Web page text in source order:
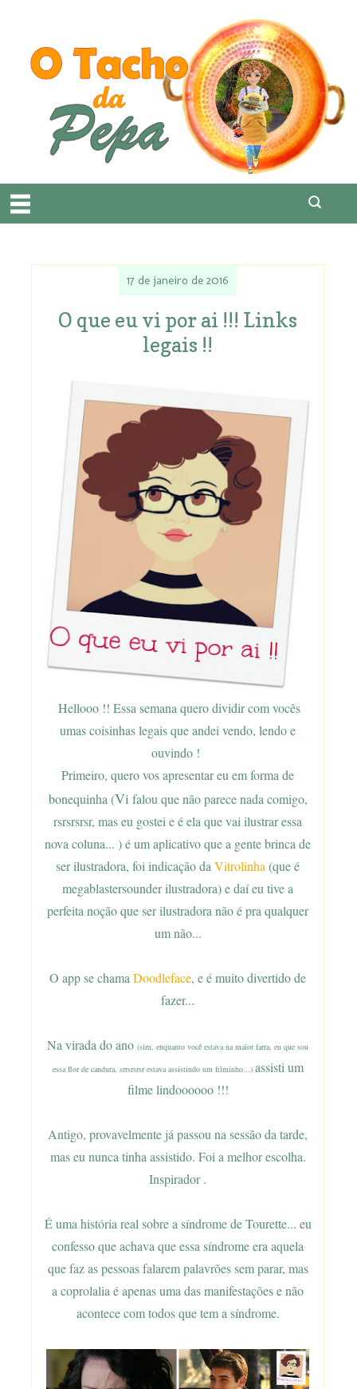
17 de janeiro de 2016
O que eu vi por ai !!! Links
legais !!
Hellooo !! Essa semana quero dividir com vocês
umas coisinhas legais que andei vendo, lendo e
ouvindo !
Primeiro, quero vos apresentar eu em forma de
bonequinha (Vi falou que não parece nada comigo,
rsrsrsrsr, mas eu gostei e é ela que vai ilustrar essa
nova coluna... ) é um aplicativo que a gente brinca de
ser ilustradora, foi indicação da Vitrolinha (que é
megablastersounder ilustradora) e daí eu tive a
perfeita noção que ser ilustradora não é pra qualquer
um não...
O app se chama Doodleface, e é muito divertido de
fazer...
Na virada do ano (sim, enquanto você estava na maior farra, eu que sou
essa flor de candura, srrsrsrsr estava assistindo um filminho...) assisti um
filme lindoooooo !!!
Antigo, provavelmente já passou na sessão da tarde,
mas eu nunca tinha assistido. Foi a melhor escolha.
Inspirador .
É uma história real sobre a síndrome de Tourette... eu
confesso que achava que essa síndrome era aquela
que faz as pessoas falarem palavrões sem parar, mas
a coprolalia é apenas uma das manifestações e não
acontece com todos que tem a síndrome.